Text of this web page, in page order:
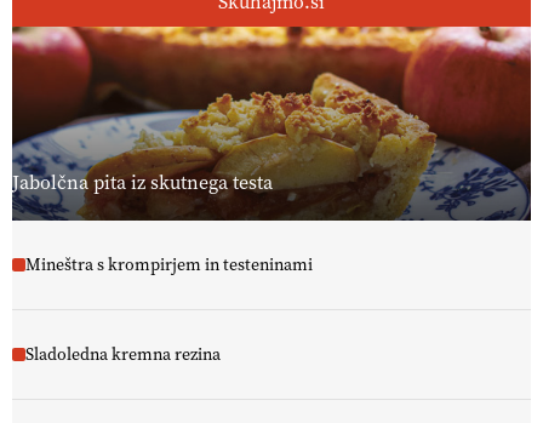
Jabolčna pita iz skutnega testa
Mineštra s krompirjem in testeninami
Sladoledna kremna rezina